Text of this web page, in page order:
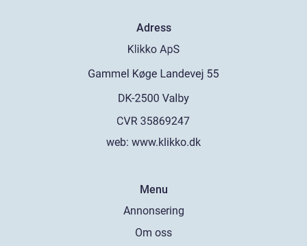
Adress
web: www.klikko.dk
Menu
Annonsering
Om oss